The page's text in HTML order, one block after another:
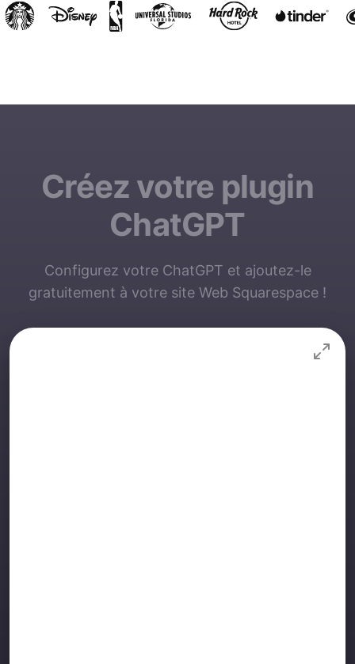
Créez votre plugin
ChatGPT
Configurez votre ChatGPT et ajoutez-le
gratuitement à votre site Web Squarespace !